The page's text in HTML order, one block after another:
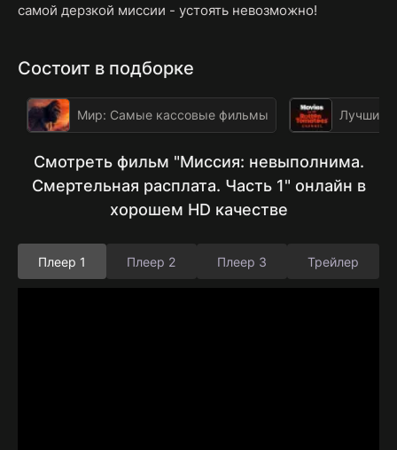
самой дерзкой миссии - устоять невозможно!
Состоит в подборке
Мир: Самые кассовые фильмы Лучшие
Смотреть фильм "Миссия: невыполнима.
Смертельная расплата. Часть 1" онлайн в
хорошем HD качестве
Плеер 1 Плеер 2 Плеер 3 Трейлер